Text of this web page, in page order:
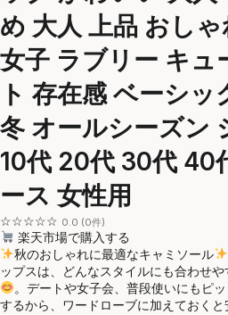
め 大人 上品 おし
女子 ラブリー キュ
ト 存在感 ベーシッ
冬 オールシーズン
10代 20代 30代 40
ース 女性用
☆☆☆☆☆ 0.0 (0件)
楽天市場で購入する
秋のおしゃれに最適なキャミソール
ップスは、どんなスタイルにも合わせ
。デートや女子会、普段使いにもピ
するから、ワードローブに加えておくと